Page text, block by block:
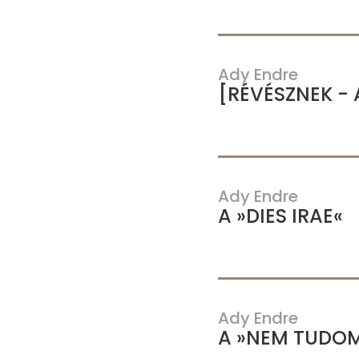
Ady Endre
[RÉVÉSZNEK -
Ady Endre
A »DIES IRAE«
Ady Endre
A »NEM